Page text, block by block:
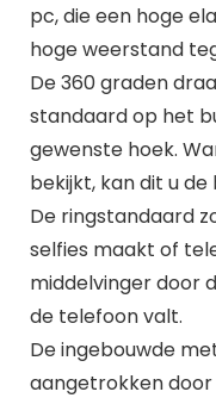
pc, die een hoge
hoge weerstand
De 360 ​​graden
standaard op het
gewenste hoek.
bekijkt, kan dit u
De ringstandaard
selfies maakt of
middelvinger door
de telefoon valt.
De ingebouwde
aangetrokken